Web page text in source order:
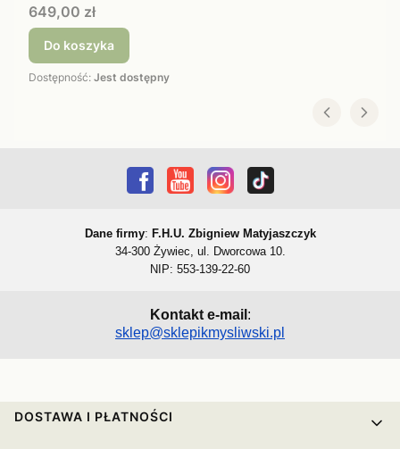
Cena
649,00 zł
Do koszyka
Dostępność: Jest dostępny
Dane firmy: F.H.U. Zbigniew Matyjaszczyk
34-300 Żywiec, ul. Dworcowa 10.
NIP: 553-139-22-60
Kontakt e-mail :
sklep@sklepikmysliwski.pl
Linki w stopce
DOSTAWA I PŁATNOŚCI